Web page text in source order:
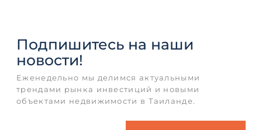
Подпишитесь на наши
новости!
Еженедельно мы делимся актуальными
трендами рынка инвестиций и новыми
объектами недвижимости в Таиланде.